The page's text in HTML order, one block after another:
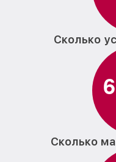
Восстановление после
цифрового пианино
Прошивка
Замена стоковых
цифрового пианино
Сколько
6
Сколько